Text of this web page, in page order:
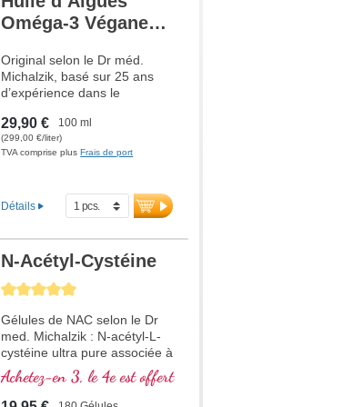
Oméga-3 Végane
Original selon le Dr méd.
Michalzik, basé sur 25 ans
d’expérience dans le
substances naturelles de
haute qualité. 1 056 – 1 584
mg d’huile d’algues oméga-3
microalgue Schizochytrium
sp. par dose journalière (30–
mg d’acides gras oméga-3,
dont 200 – 299 mg d’EPA et
394 – 591 mg de DHA.
Dosage facile avec pipette.
végane de haute qualité à
teneur naturelle en EPA et
DHA – une alternative
végétale à l’huile de poisson.
plus d’informations sur
29,90 € 100 ml
(299,00 €/liter)
TVA comprise plusFrais de port
Détails
Average rating of 5 out of 5 stars
N-Acétyl-Cystéine
Gélules de NAC selon le Dr
med. Michalzik : N-acétyl-L-
cystéine ultra pure associée à
de la vitamine C tamponnée.
Sans aucun additif et
parfaitement dosée avec
Achetez-en 3, le 4e est offert